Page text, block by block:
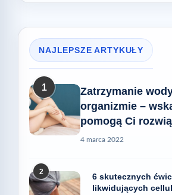
NAJLEPSZE ARTYKUŁY
1
Zatrzymanie
organizmie –
pomogą Ci
problem
4 marca 2022
2
6 skutecznych
likwidujących